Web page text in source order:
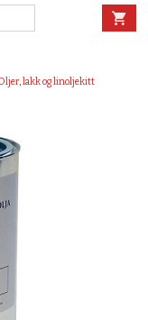
lakk og linoljekitt